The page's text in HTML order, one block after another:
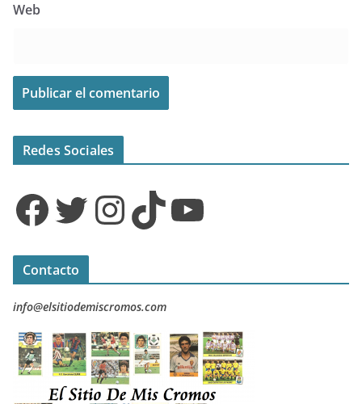
Web
Redes Sociales
Facebook Twitter InstagramTikTok YouTube
Contacto
info@elsitiodemiscromos.com